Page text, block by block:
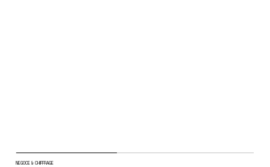
NEGOCE & CHIFFRAGE